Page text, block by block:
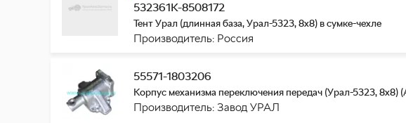
532361К-8508172
Тент Урал (длинная база, Урал-5323, 8х8) в сумке-чехле
Производитель: Россия
55571-1803206
Корпус механизма переключения передач (Урал-5323, 8x8)
Производитель: Завод УРАЛ